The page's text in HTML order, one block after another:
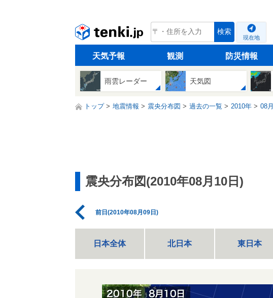
tenki.jp 検索
現在地
天気予報 観測 防災情報
雨雲レーダー 天気図
トップ 地震情報 震央分布図 過去の一覧 2010年 08月
震央分布図(2010年08月10日)
前日(2010年08月09日)
日本全体 北日本 東日本